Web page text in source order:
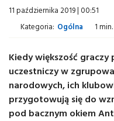
11 października 2019 | 00:51
Kategoria: Ogólna 1
Kiedy większość
uczestniczy w
narodowych, ich
przygotowują się do
pod bacznym okiem